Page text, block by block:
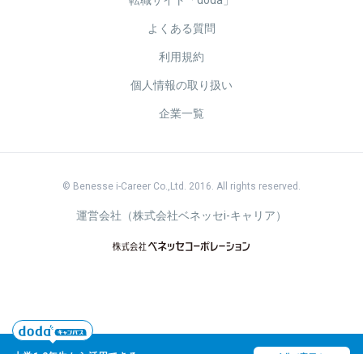
よくある質問
利用規約
個人情報の取り扱い
企業一覧
© Benesse i-Career Co.,Ltd. 2016. All rights reserved.
運営会社（株式会社ベネッセi-キャリア）